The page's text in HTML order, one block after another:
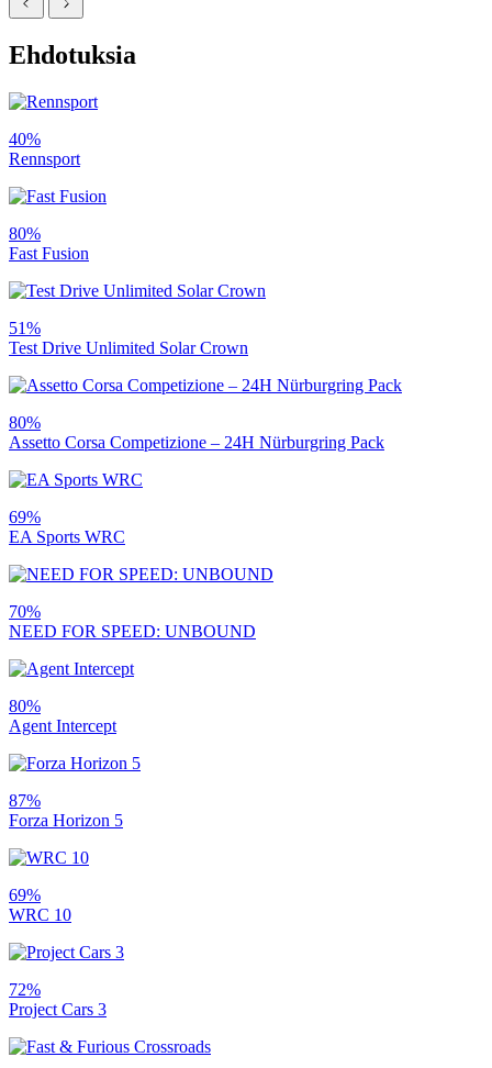
Ehdotuksia
40%
Rennsport
80%
Fast Fusion
51%
Test Drive Unlimited Solar Crown
80%
Assetto Corsa Competizione – 24H Nürburgring Pack
69%
EA Sports WRC
70%
NEED FOR SPEED: UNBOUND
80%
Agent Intercept
87%
Forza Horizon 5
69%
WRC 10
72%
Project Cars 3